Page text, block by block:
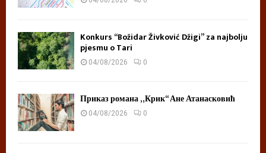
Konkurs “Božidar Živković Džigi” za najbolju
pjesmu o Tari
04/08/2026 0
Приказ романа „Крик“ Ане Атанасковић
04/08/2026 0